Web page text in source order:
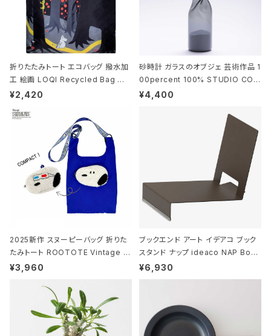
折りたたみトート エコバッグ 撥水加
工 絵画 LOQI Recycled Bag ロ
ーキー 大きめ トートバッグ MOOMI
¥2,420
砂時計 ガラスのオブジェ 芸術作品 1
00percent 100% STUDIO COH
AKU Timeless 100パーセント ス
¥4,400
2025新作 スヌーピーバッグ 折りた
たみトート ROOTOTE Vintage P
EANUTS ROO-shopper mid 84
ド.ピーナッツ-0P 3Dグラス
¥3,960
ブックエンド アート イデアコ ブック
スタンド ナップ ideaco NAP Book
stand ブラウン
¥6,930